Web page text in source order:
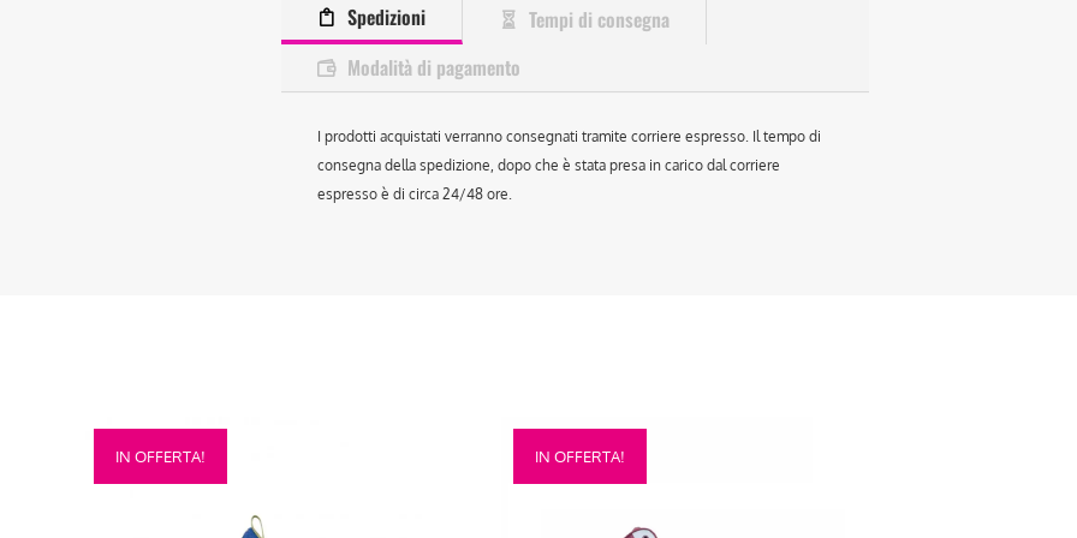
Spedizioni
Tempi di consegna
Modalità di pagamento
I prodotti acquistati verranno consegnati tramite corriere espresso. Il tempo di
consegna della spedizione, dopo che è stata presa in carico dal corriere
espresso è di circa 24/48 ore.
IN OFFERTA!
Questo
prodotto
IN OFFERTA!
Questo
prodotto